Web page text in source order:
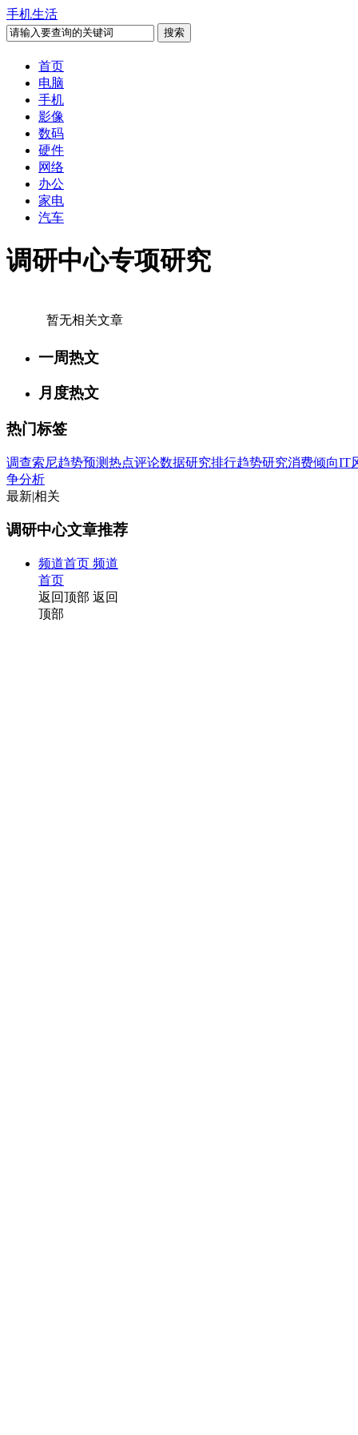
手机生活
首页
电脑
手机
影像
数码
硬件
网络
办公
家电
汽车
调研中心专项研究
暂无相关文章
一周热文
月度热文
热门标签
调查索尼趋势预测热点评论数据研究排行趋势研究消费倾向IT
争分析
最新|相关
调研中心文章推荐
频道首页 频道
首页
返回顶部 返回
顶部